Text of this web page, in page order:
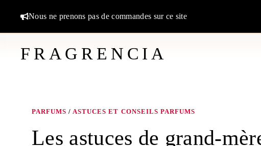
Nous ne prenons pas de commandes sur ce site
FRAGRENCIA
PARFUMS /ASTUCES ET CONSEILS PARFUMS
Les astuces de grand-